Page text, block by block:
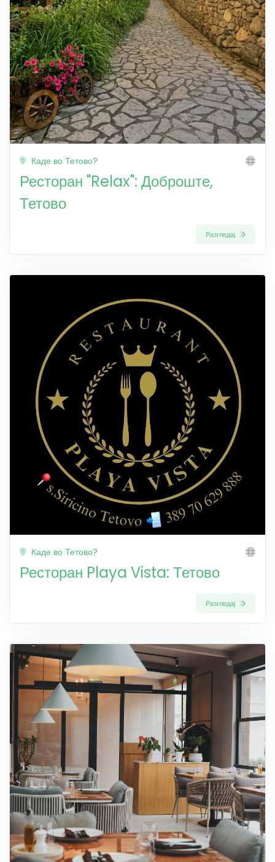
Каде во Тетово?
Ресторан "Relax": Доброште,
Тетово
Разгледај
Каде во Тетово?
Ресторан Playa Vista: Тетово
Разгледај